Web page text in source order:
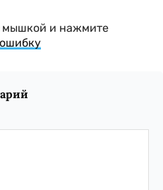
мышкой и нажмите